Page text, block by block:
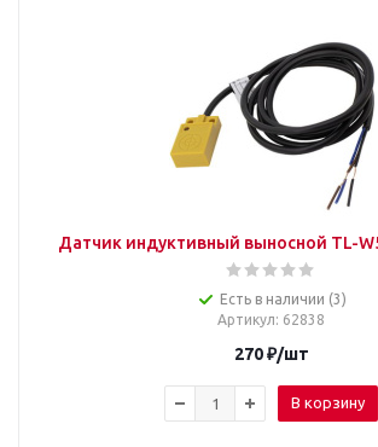
Датчик индуктивный выносной TL-
Есть в наличии (3)
Артикул: 62838
270₽/шт
В корзину